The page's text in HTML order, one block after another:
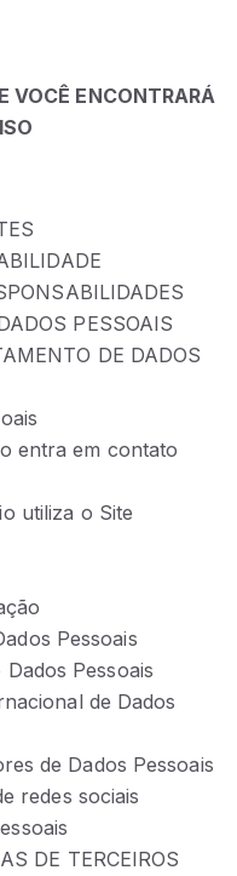
VOCÊ ENCONTRARÁ
PESSOAIS
DE DADOS
entra em contato
utiliza o Site
Pessoais
Pessoais
de Dados
de Dados Pessoais
redes sociais
DE TERCEIROS